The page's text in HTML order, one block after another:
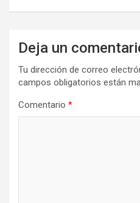
Deja un
Tu dirección de correo
campos obligatorios están
Comentario *